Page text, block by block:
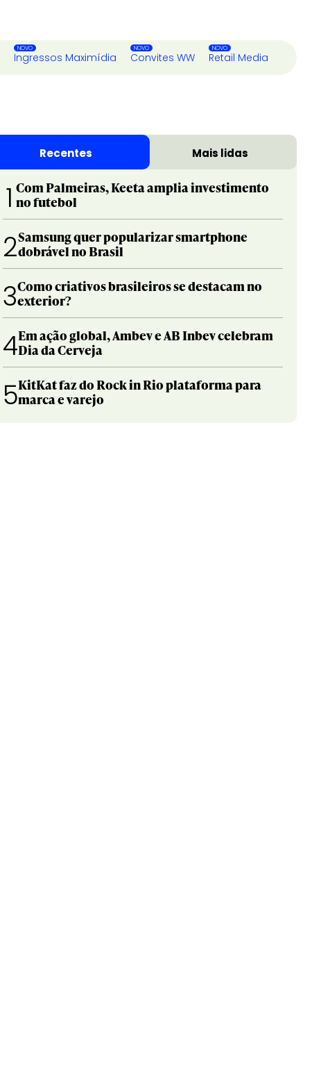
Ingressos Maximídia Convites WW Retail Media
Recentes Mais lidas
1 Com Palmeiras, Keeta amplia investimento
no futebol
2Samsung quer popularizar smartphone
dobrável no Brasil
3Como criativos brasileiros se destacam no
exterior?
4Em ação global, Ambev e AB Inbev celebram
Dia da Cerveja
5KitKat faz do Rock in Rio plataforma para
marca e varejo